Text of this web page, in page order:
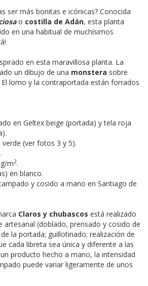
ser más bonitas e icónicas? Conocida
o costilla de Adán, esta planta
en una habitual de muchísimos
en esta maravillosa planta. La
un dibujo de una monstera sobre
lomo y la contraportada están forrados
en Geltex beige (portada) y tela roja
(ver fotos 3 y 5).
m2.
en blanco.
y cosido a mano en Santiago de
Claros y chubascos está realizado
(doblado, prensado y cosido de
la portada; guillotinado; realización de
cada libreta sea única y diferente a las
producto hecho a mano, la intensidad
puede variar ligeramente de unos